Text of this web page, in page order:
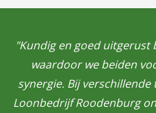
"Kundig en goed
waardoor we beiden
synergie. Bij
Loonbedrijf Roodenburg